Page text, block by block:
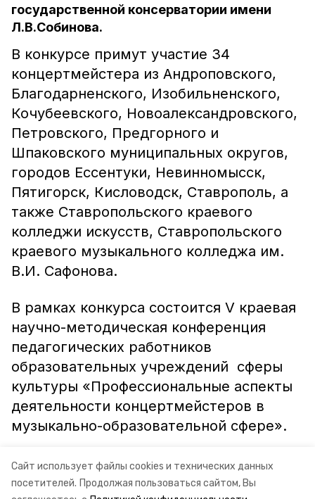
Сайт использует файлы cookies и технических данных
посетителей. Продолжая пользоваться сайтом, Вы
государственной консерватории имени
Л.В.Собинова.
В конкурсе примут участие 34
концертмейстера из Андроповского,
Благодарненского, Изобильненского,
Кочубеевского, Новоалександровского,
Петровского, Предгорного и
Шпаковского муниципальных округов,
городов Ессентуки, Невинномысск,
Пятигорск, Кисловодск, Ставрополь, а
также Ставропольского краевого
колледжи искусств, Ставропольского
краевого музыкального колледжа им.
В.И. Сафонова.
В рамках конкурса состоится V краевая
научно-методическая конференция
педагогических работников
образовательных учреждений сферы
культуры «Профессиональные аспекты
деятельности концертмейстеров в
музыкально-образовательной сфере».
Информация: Министерство культуры Ставропольского
края